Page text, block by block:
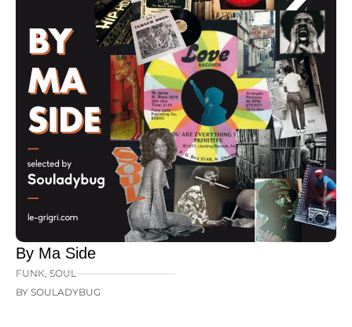
By Ma Side
FUNK,SOUL
BY SOULADYBUG